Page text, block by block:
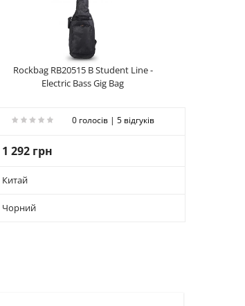
Rockbag RB20515 B Student Line -
Electric Bass Gig Bag
0 голосів | 5 відгуків
1 292 грн
Китай
Чорний